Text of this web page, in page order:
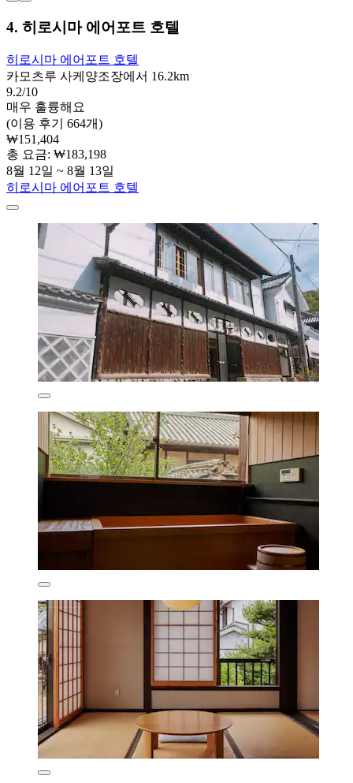
4. 히로시마 에어포트 호텔
히로시마 에어포트 호텔
카모츠루 사케양조장에서 16.2km
9.2/10
매우 훌륭해요
(이용 후기 664개)
₩151,404
총 요금: ₩183,198
8월 12일 ~ 8월 13일
히로시마 에어포트 호텔